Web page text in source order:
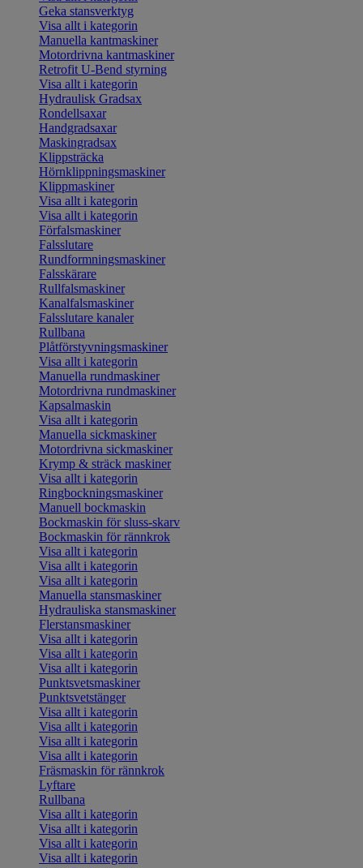
Geka stansverktyg
Visa allt i kategorin
Manuella kantmaskiner
Motordrivna kantmaskiner
Retrofit U-Bend styrning
Visa allt i kategorin
Hydraulisk Gradsax
Rondellsaxar
Handgradsaxar
Maskingradsax
Klippsträcka
Hörnklippningsmaskiner
Klippmaskiner
Visa allt i kategorin
Visa allt i kategorin
Förfalsmaskiner
Falsslutare
Rundformningsmaskiner
Falsskärare
Rullfalsmaskiner
Kanalfalsmaskiner
Falsslutare kanaler
Rullbana
Plåtförstyvningsmaskiner
Visa allt i kategorin
Manuella rundmaskiner
Motordrivna rundmaskiner
Kapsalmaskin
Visa allt i kategorin
Manuella sickmaskiner
Motordrivna sickmaskiner
Krymp & sträck maskiner
Visa allt i kategorin
Ringbockningsmaskiner
Manuell bockmaskin
Bockmaskin för sluss-skarv
Bockmaskin för rännkrok
Visa allt i kategorin
Visa allt i kategorin
Visa allt i kategorin
Manuella stansmaskiner
Hydrauliska stansmaskiner
Flerstansmaskiner
Visa allt i kategorin
Visa allt i kategorin
Visa allt i kategorin
Punktsvetsmaskiner
Punktsvetstänger
Visa allt i kategorin
Visa allt i kategorin
Visa allt i kategorin
Visa allt i kategorin
Fräsmaskin för rännkrok
Lyftare
Rullbana
Visa allt i kategorin
Visa allt i kategorin
Visa allt i kategorin
Visa allt i kategorin